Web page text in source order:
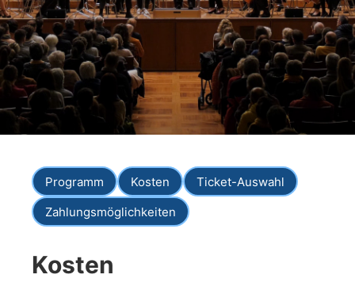
Programm Kosten
Ticket-Auswahl
Zahlungsmöglichkeiten
Kosten